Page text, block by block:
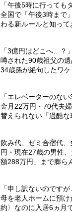
「午後5時に行っても
全国で「午後3時まで
わる新ルールと知っ
「3億円はどこへ…？
噂された90歳祖父の
34歳孫が絶句したワケ
「エレベーターのな
金月22万円・70代夫
替えられない「過酷な
飲み代、ゼミ合宿代
円・現在27歳の男性
額288万円」まで膨ら
「申し訳ないのです
母を老人ホームに預
約〉なのに入居6ヵ月